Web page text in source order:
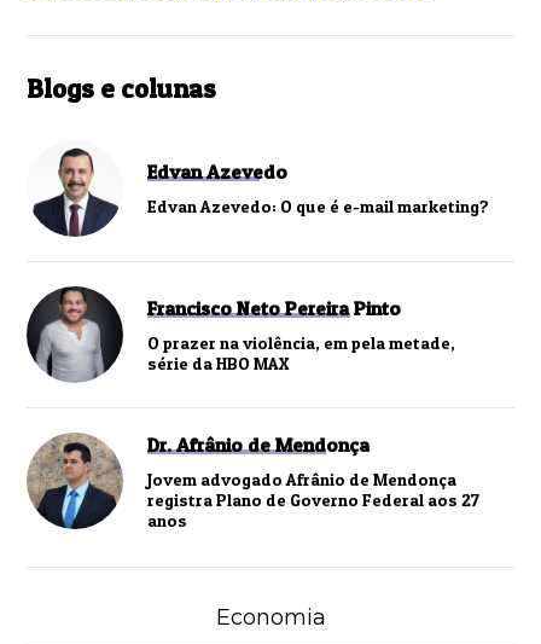
Blogs e colunas
Edvan Azevedo
Edvan Azevedo: O que é e-mail marketing?
Francisco Neto Pereira Pinto
O prazer na violência, em pela metade,
série da HBO MAX
Dr. Afrânio de Mendonça
Jovem advogado Afrânio de Mendonça
registra Plano de Governo Federal aos 27
anos
Economia